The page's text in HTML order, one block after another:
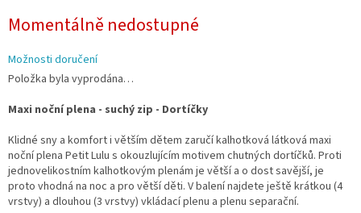
cena:
Momentálně nedostupné
Možnosti doručení
Položka byla vyprodána…
Maxi noční plena - suchý zip - Dortíčky
Klidné sny a komfort i větším dětem zaručí kalhotková látková maxi
noční plena Petit Lulu s okouzlujícím motivem chutných dortíčků. Proti
jednovelikostním kalhotkovým plenám je větší a o dost savější, je
proto vhodná na noc a pro větší děti. V balení najdete ještě krátkou (4
vrstvy) a dlouhou (3 vrstvy) vkládací plenu a plenu separační.